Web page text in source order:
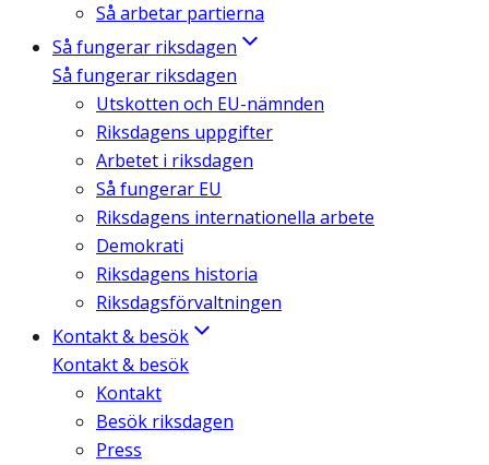
Så arbetar partierna
Så fungerar riksdagen
Så fungerar riksdagen
Utskotten och EU-nämnden
Riksdagens uppgifter
Arbetet i riksdagen
Så fungerar EU
Riksdagens internationella arbete
Demokrati
Riksdagens historia
Riksdagsförvaltningen
Kontakt & besök
Kontakt & besök
Kontakt
Besök riksdagen
Press